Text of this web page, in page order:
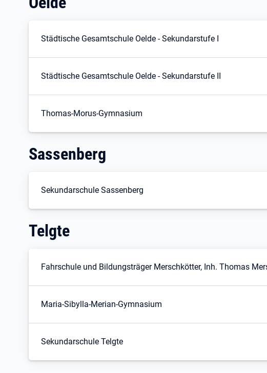
Städtische Gesamtschule Oelde - Sekundarstufe I
Städtische Gesamtschule Oelde - Sekundarstufe II
Thomas-Morus-Gymnasium
Sassenberg
Sekundarschule Sassenberg
Telgte
Fahrschule und Bildungsträger Merschkötter, Inh. Thomas
Maria-Sibylla-Merian-Gymnasium
Sekundarschule Telgte